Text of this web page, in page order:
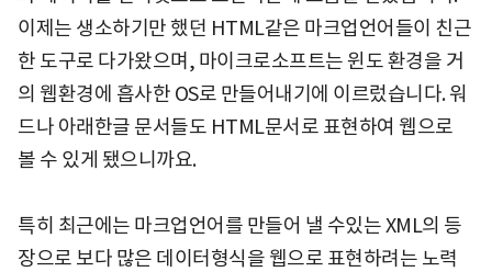
이제는 생소하기만 했던 HTML같은 마크업언어들이 친근
한 도구로 다가왔으며, 마이크로소프트는 윈도 환경을 거
의 웹환경에 흡사한 OS로 만들어내기에 이르렀습니다. 워
드나 아래한글 문서들도 HTML문서로 표현하여 웹으로
볼 수 있게 됐으니까요.
특히 최근에는 마크업언어를 만들어 낼 수있는 XML의 등
장으로 보다 많은 데이터형식을 웹으로 표현하려는 노력